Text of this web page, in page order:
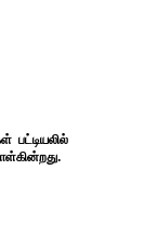
பட்டியலில்